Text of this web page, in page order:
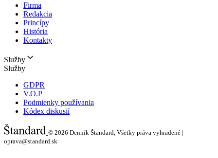
Firma
Redakcia
Princípy
História
Kontakty
Služby
Služby
GDPR
V.O.P
Podmienky používania
Kódex diskusií
© 2026 Denník Štandard, Všetky práva vyhradené |
oprava@standard.sk